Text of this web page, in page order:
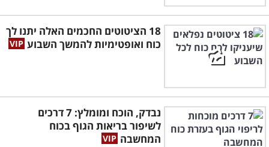
18 הציטוטים החכמים האלה יתנו לך
כוח ואופטימיות להמשך השבוע
נבדק, הוכח ומומלץ: 7 דרכים
לשיפור בריאות הגוף בכוח
המחשבה